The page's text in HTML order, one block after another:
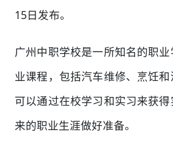
15日发布。
广州中职学校是一所知名的职
业课程，包括汽车维修、烹饪
可以通过在校学习和实习来获
来的职业生涯做好准备。